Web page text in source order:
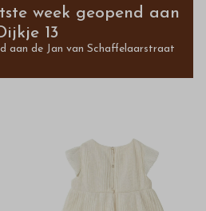
week geopend aan
13
aan de Jan van Schaffelaarstraat